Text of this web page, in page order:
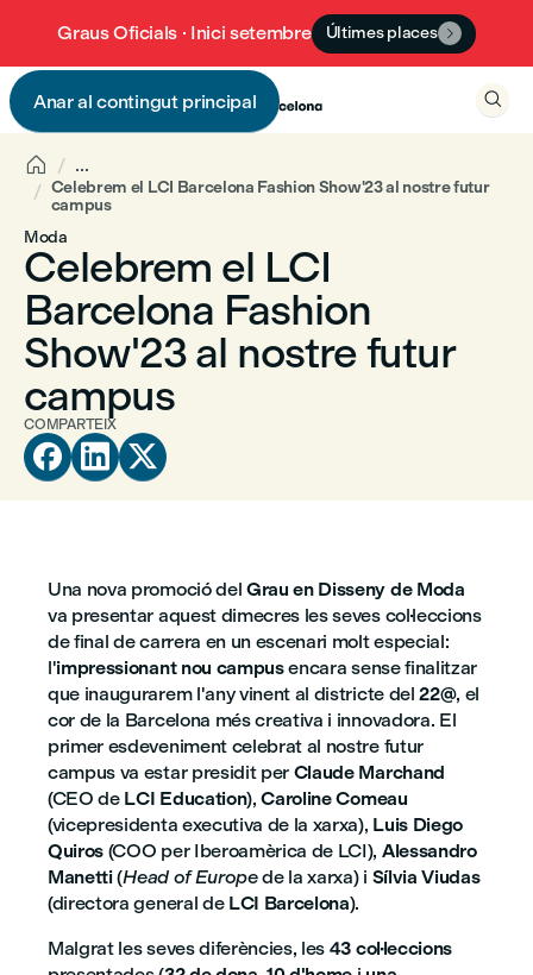
Graus Oficials · Inici setembre Últimes places 
Anar al contingut principal
 
 ...
Celebrem el LCI Barcelona Fashion Show'23 al nostre futur
campus
Moda
Celebrem el LCI
Barcelona Fashion
Show'23 al nostre futur
campus
COMPARTEIX
  
Una nova promoció del Grau en Disseny de Moda
va presentar aquest dimecres les seves col·leccions
de final de carrera en un escenari molt especial:
l'impressionant nou campusencara sense finalitzar
que inaugurarem l'any vinent al districte del22@, el
cor de la Barcelona més creativa i innovadora. El
primer esdeveniment celebrat al nostre futur
campus va estar presidit per Claude Marchand
(CEO de LCI Education),Caroline Comeau
(vicepresidenta executiva de la xarxa), Luis Diego
Quiros (COO per Iberoamèrica de LCI), Alessandro
Manetti(Head of Europede la xarxa) i Sílvia Viudas
(directora general de LCI Barcelona).
Malgrat les seves diferències, les 43 col·leccions